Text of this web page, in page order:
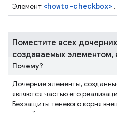
Элемент <howto-checkbox> .
Поместите всех
создаваемых элементом,
Почему?
Дочерние элементы,
являются частью его
Без защиты теневого корня